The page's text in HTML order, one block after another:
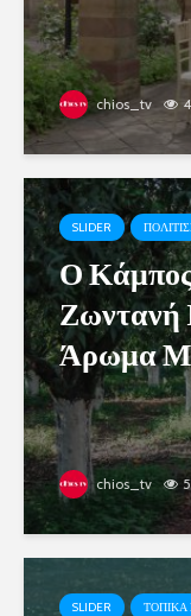
chios_tv
SLIDER
Ο
Ζωντανή
Άρωμα
chios_tv
SLIDER ΤΟΠΙΚΑ